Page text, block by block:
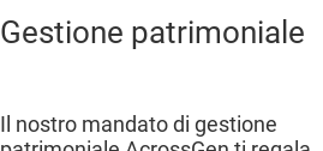
Gestione patrimoniale
Il nostro mandato di gestione